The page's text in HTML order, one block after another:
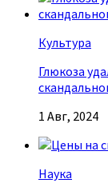
Культура
Глюкоза
1 Авг, 2024
Наука